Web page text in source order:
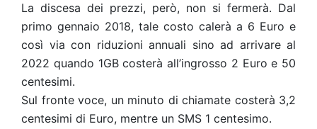
La discesa dei prezzi, però, non si fermerà. Dal
primo gennaio 2018, tale costo calerà a 6 Euro e
così via con riduzioni annuali sino ad arrivare al
2022 quando 1GB costerà all’ingrosso 2 Euro e 50
centesimi.
Sul fronte voce, un minuto di chiamate costerà 3,2
centesimi di Euro, mentre un SMS 1 centesimo.